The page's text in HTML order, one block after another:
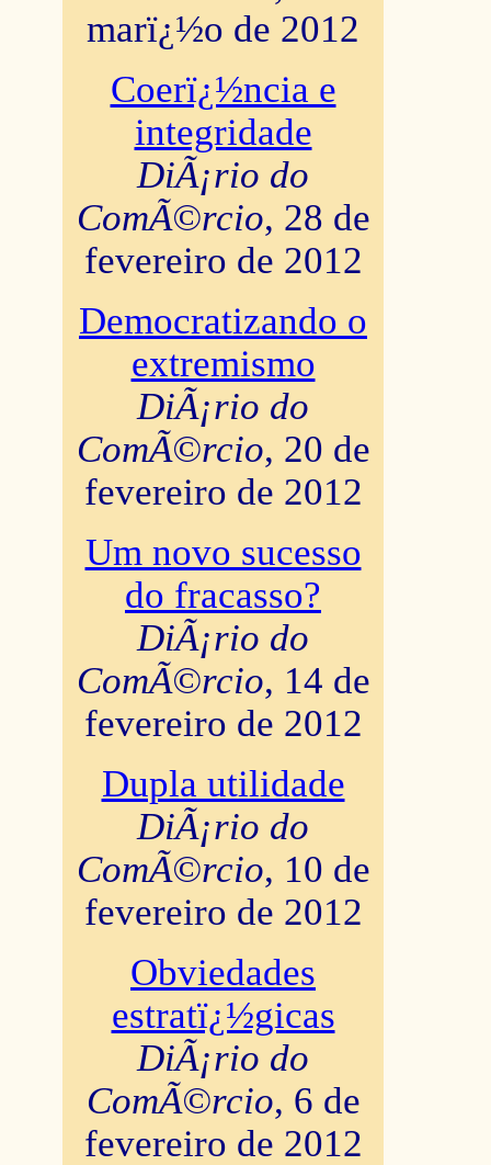
marï¿½o de 2012
Coerï¿½ncia e
integridade
DiÃ¡rio do
ComÃ©rcio, 28 de
fevereiro de 2012
Democratizando o
extremismo
DiÃ¡rio do
ComÃ©rcio, 20 de
fevereiro de 2012
Um novo sucesso
do fracasso?
DiÃ¡rio do
ComÃ©rcio, 14 de
fevereiro de 2012
Dupla utilidade
DiÃ¡rio do
ComÃ©rcio, 10 de
fevereiro de 2012
Obviedades
estratï¿½gicas
DiÃ¡rio do
ComÃ©rcio, 6 de
fevereiro de 2012